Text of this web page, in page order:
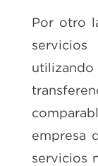
Por otro
empresa
servicios